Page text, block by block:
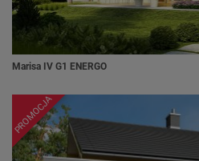
Marisa IV G1 ENERGO
PROMOCJA